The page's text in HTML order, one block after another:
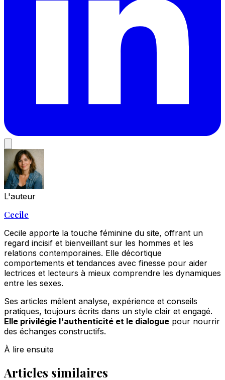
L'auteur
Cecile
Cecile apporte la touche féminine du site, offrant un
regard incisif et bienveillant sur les hommes et les
relations contemporaines. Elle décortique
comportements et tendances avec finesse pour aider
lectrices et lecteurs à mieux comprendre les dynamiques
entre les sexes.
Ses articles mêlent analyse, expérience et conseils
pratiques, toujours écrits dans un style clair et engagé.
Elle privilégie l'authenticité et le dialogue pour nourrir
des échanges constructifs.
À lire ensuite
Articles similaires